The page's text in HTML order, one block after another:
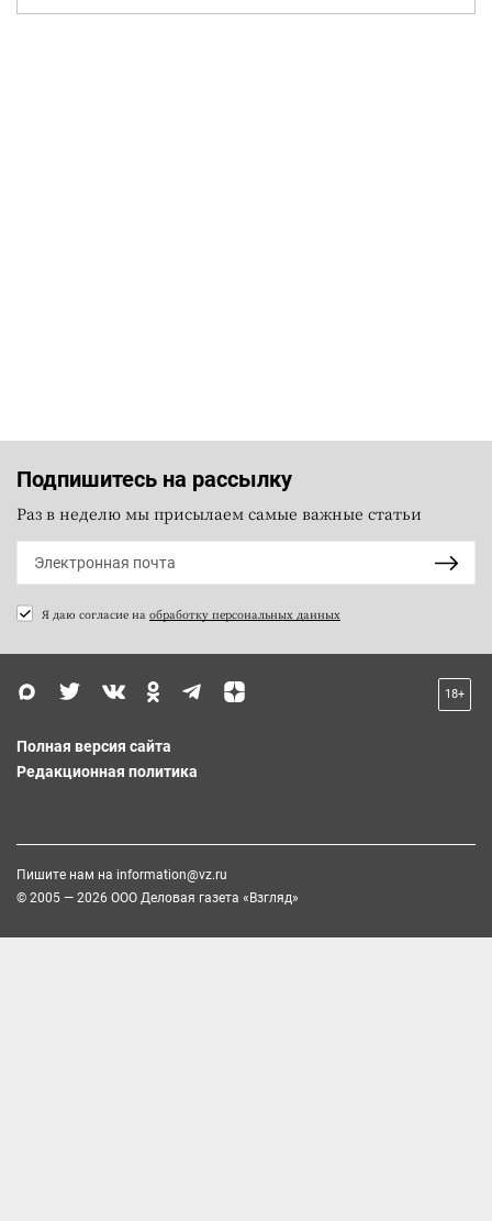
Подпишитесь на рассылку
Раз в неделю мы присылаем самые важные статьи
Я даю согласие на обработку персональных данных
18+
Полная версия сайта
Редакционная политика
Пишите нам на information@vz.ru
© 2005 — 2026 ООО Деловая газета «Взгляд»